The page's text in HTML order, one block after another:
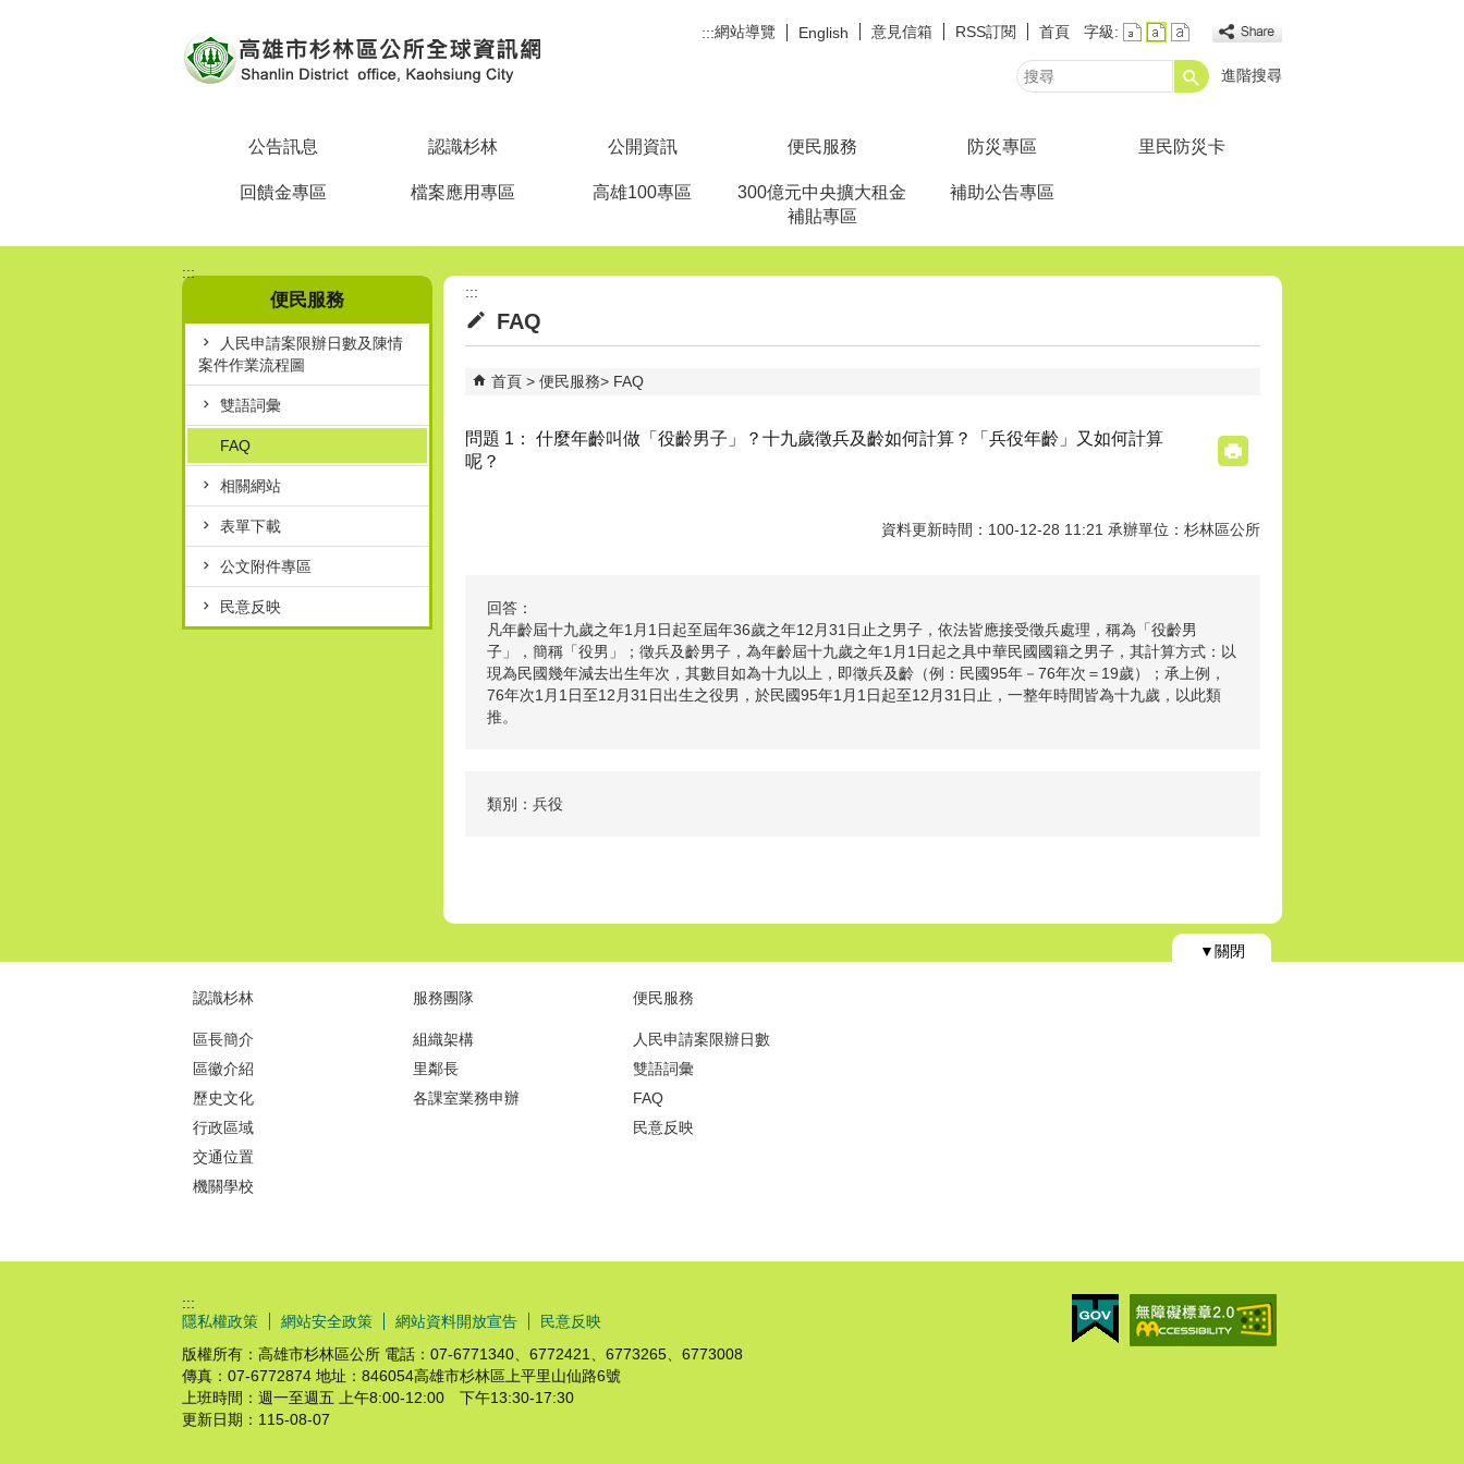
:::網站導覽 English 意見信箱 RSS訂閱 首頁 字級:
搜
進階搜尋
公告訊息 認識杉林 公開資訊 便民服務 防災專區 里民防災卡
回饋金專區 檔案應用專區 高雄100專區
300億元中央擴大租金
補貼專區
補助公告專區
:::
便民服務
人民申請案限辦日數及陳情
案件作業流程圖
雙語詞彙
FAQ
相關網站
表單下載
公文附件專區
民意反映
:::
FAQ
首頁 便民服務 FAQ
問題 1： 什麼年齡叫做「役齡男子」？十九歲徵兵及齡如何計算？「兵役年齡」又如何計算
呢？
資料更新時間：100-12-28 11:21 承辦單位：杉林區公所
回答：
凡年齡屆十九歲之年1月1日起至屆年36歲之年12月31日止之男子，依法皆應接受徵兵處理，稱為「役齡男
子」，簡稱「役男」；徵兵及齡男子，為年齡屆十九歲之年1月1日起之具中華民國國籍之男子，其計算方式：以
現為民國幾年減去出生年次，其數目如為十九以上，即徵兵及齡（例：民國95年－76年次＝19歲）；承上例，
76年次1月1日至12月31日出生之役男，於民國95年1月1日起至12月31日止，一整年時間皆為十九歲，以此類
推。
類別：兵役
▼關閉
認識杉林
區長簡介
區徽介紹
歷史文化
行政區域
交通位置
機關學校
服務團隊
組織架構
里鄰長
各課室業務申辦
便民服務
人民申請案限辦日數
雙語詞彙
FAQ
民意反映
:::
隱私權政策
網站安全政策 網站資料開放宣告
民意反映
版權所有：高雄市杉林區公所 電話：07-6771340、6772421、6773265、6773008
傳真：07-6772874 地址：846054高雄市杉林區上平里山仙路6號
上班時間：週一至週五 上午8:00-12:00 下午13:30-17:30
更新日期： 115-08-07